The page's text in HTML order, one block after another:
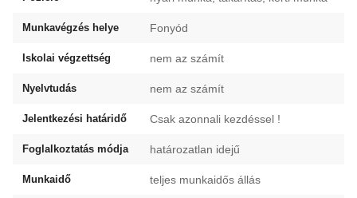
Munkavégzés helye Fonyód
Iskolai végzettség nem az számít
Nyelvtudás nem az számít
Jelentkezési határidő Csak azonnali kezdéssel !
Foglalkoztatás módja határozatlan idejű
Munkaidő teljes munkaidős állás